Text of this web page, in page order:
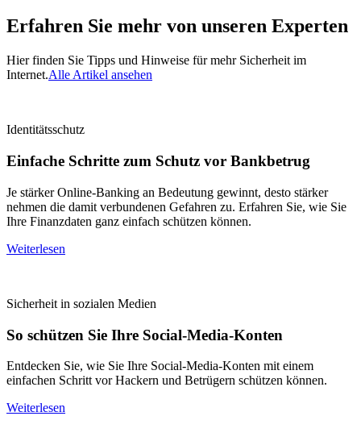
Erfahren Sie mehr von unseren Experten
Hier finden Sie Tipps und Hinweise für mehr Sicherheit im
Internet.Alle Artikel ansehen
Identitätsschutz
Einfache Schritte zum Schutz vor Bankbetrug
Je stärker Online-Banking an Bedeutung gewinnt, desto stärker
nehmen die damit verbundenen Gefahren zu. Erfahren Sie, wie Sie
Ihre Finanzdaten ganz einfach schützen können.
Weiterlesen
Sicherheit in sozialen Medien
So schützen Sie Ihre Social-Media-Konten
Entdecken Sie, wie Sie Ihre Social-Media-Konten mit einem
einfachen Schritt vor Hackern und Betrügern schützen können.
Weiterlesen